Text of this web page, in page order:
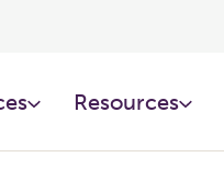
Resources